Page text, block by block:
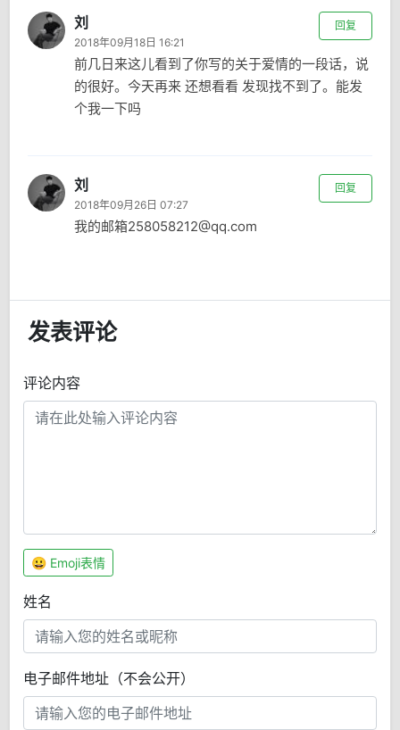
刘
2018年09月18日 16:21
回复
前几日来这儿看到了你写的关于爱情的一段话，说
的很好。今天再来 还想看看 发现找不到了。能发
个我一下吗
刘
2018年09月26日 07:27
回复
我的邮箱258058212@qq.com
发表评论
评论内容
😀 Emoji表情
姓名
电子邮件地址（不会公开）